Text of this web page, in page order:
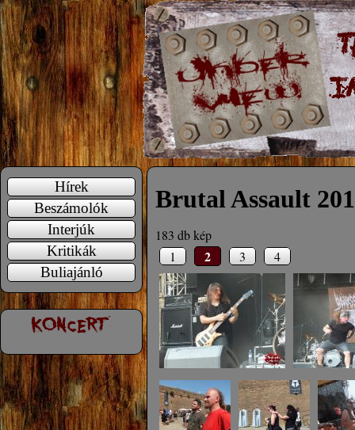
Hírek
Beszámolók
Interjúk
Kritikák
Buliajánló
Brutal Assault
183 db kép
1
2 3 4